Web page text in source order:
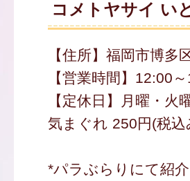
コメトヤサイ い
【住所】福岡市博多
【営業時間】12:00
【定休日】月曜・
気まぐれ 250円(税込
*パラぶらりにて紹介